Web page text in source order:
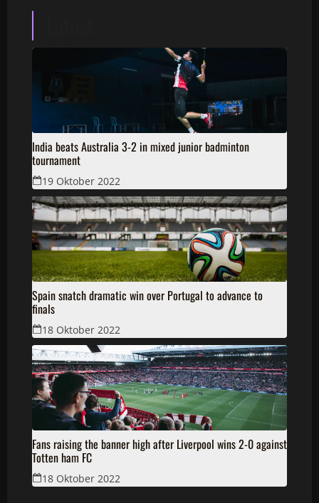
India beats Australia 3-2 in mixed junior badminton
tournament
19 Oktober 2022
Spain snatch dramatic win over Portugal to advance to
finals
18 Oktober 2022
Fans raising the banner high after Liverpool wins 2-0 against
Totten ham FC
18 Oktober 2022